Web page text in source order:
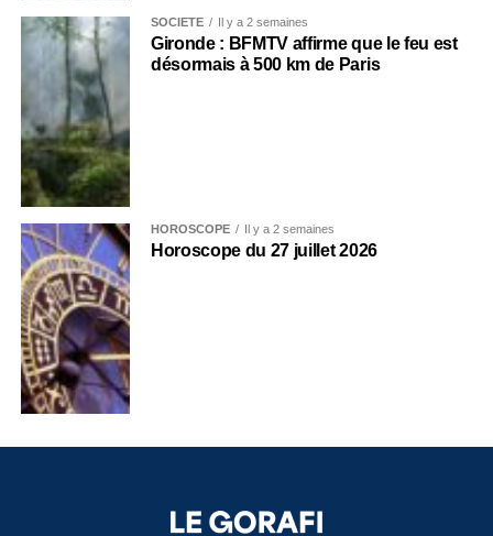
SOCIÉTÉ Il y a 2 semaines
Gironde : BFMTV affirme que le feu est
désormais à 500 km de Paris
HOROSCOPE Il y a 2 semaines
Horoscope du 27 juillet 2026